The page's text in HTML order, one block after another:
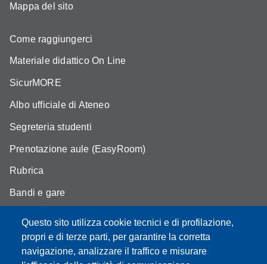
Questo sito utilizza cookie tecnici e di profilazione,
propri e di terze parti, per garantire la corretta
navigazione, analizzare il traffico e misurare
Mappa del sito
Come raggiungerci
Materiale didattico On Line
SicurMORE
Albo ufficiale di Ateneo
Segreteria studenti
Prenotazione aule (EasyRoom)
Rubrica
Bandi e gare